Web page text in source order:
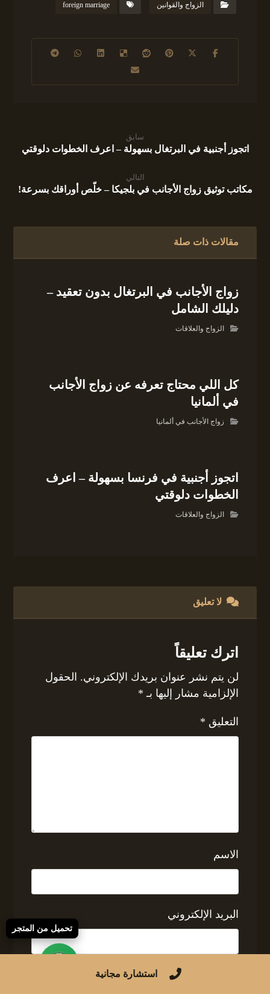
الزواج والقوانين foreign marriage
سابق
اتجوز أجنبية في البرتغال بسهولة – اعرف الخطوات دلوقتي
التالي
مكاتب توثيق زواج الأجانب في بلجيكا – خلّص أوراقك بسرعة!
مقالات ذات صلة
زواج الأجانب في البرتغال بدون تعقيد –
دليلك الشامل
الزواج والعلاقات
كل اللي محتاج تعرفه عن زواج الأجانب
في ألمانيا
زواج الأجانب في ألمانيا
اتجوز أجنبية في فرنسا بسهولة – اعرف
الخطوات دلوقتي
الزواج والعلاقات
لا تعليق
اترك تعليقاً
لن يتم نشر عنوان بريدك الإلكتروني. الحقول
الإلزامية مشار إليها بـ *
التعليق *
الاسم
البريد الإلكتروني
الموقع الإلكتروني استشارة مجانية
تحميل من المتجر